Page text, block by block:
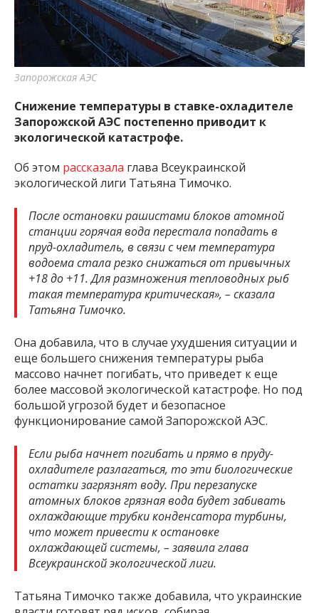
важную информацию о событиях
города Запорожья и области.
Запорожская АЭС
Снижение температуры в ставке-охладителе
Запорожской АЭС постепенно приводит к
экологической катастрофе.
Об этом рассказала глава Всеукраинской
экологической лиги Татьяна Тимочко.
После остановки рашистами блоков атомной
станции горячая вода перестала попадать в
пруд-охладитель, в связи с чем температура
водоема стала резко снижаться от привычных
+18 до +11. Для размножения тепловодных рыб
такая температура критическая», – сказала
Татьяна Тимочко.
Она добавила, что в случае ухудшения ситуации и
еще большего снижения температуры рыба
массово начнет погибать, что приведет к еще
более массовой экологической катастрофе. Но под
большой угрозой будет и безопасное
функционирование самой Запорожской АЭС.
Если рыба начнет погибать и прямо в пруду-
охладителе разлагаться, то эти биологические
остатки загрязнят воду. При перезапуске
атомных блоков грязная вода будет забивать
охлаждающие трубки конденсатора турбины,
что может привести к остановке
охлаждающей системы, – заявила глава
Всеукраинской экологической лиги.
Татьяна Тимочко также добавила, что украинские